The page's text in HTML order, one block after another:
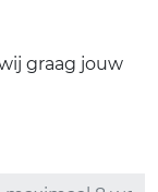
graag jouw